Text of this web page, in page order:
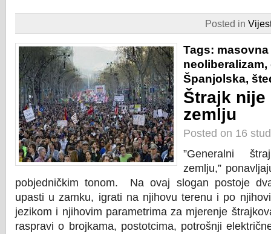
Posted in
Tags:
neoliberalizam,
Španjolska,
Štrajk nije
zemlju
Posted on 16
”Generalni
zemlju,”
pobjedničkim tonom.
Na ovaj slogan postoje
upasti u zamku, igrati na njihovu terenu i po
jezikom i njihovim parametrima za mjerenje
raspravi o brojkama, postotcima, potrošnji